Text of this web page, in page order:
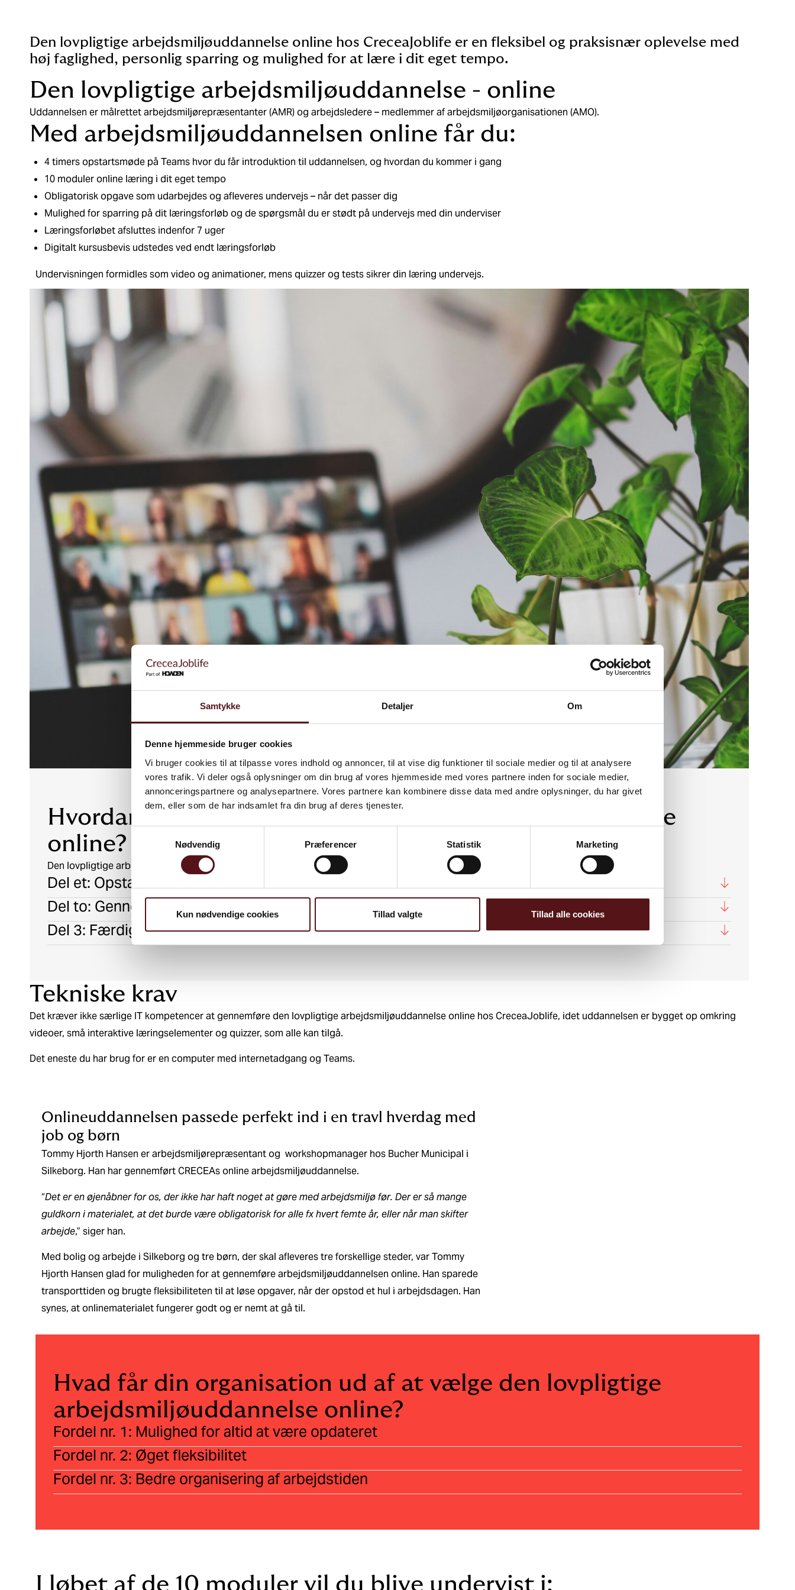
Samtykke Detaljer Om
Denne hjemmeside bruger cookies
Vi bruger cookies til at tilpasse vores indhold og annoncer, til at vise dig funktioner til sociale medier og til at analysere
vores trafik. Vi deler også oplysninger om din brug af vores hjemmeside med vores partnere inden for sociale medier,
annonceringspartnere og analysepartnere. Vores partnere kan kombinere disse data med andre oplysninger, du har givet
dem, eller som de har indsamlet fra din brug af deres tjenester.
Nødvendig
Præferencer Statistik Marketing
Kun nødvendige cookies Tillad valgte Tillad alle cookies
Den lovpligtige arbejdsmiljøuddannelse online hos CreceaJoblife er en fleksibel og praksisnær oplevelse med
høj faglighed, personlig sparring og mulighed for at lære i dit eget tempo.
Den lovpligtige arbejdsmiljøuddannelse - online
Uddannelsen er målrettet arbejdsmiljørepræsentanter (AMR) og arbejdsledere – medlemmer af arbejdsmiljøorganisationen (AMO).
Med arbejdsmiljøuddannelsen online får du:
4 timers opstartsmøde på Teams hvor du får introduktion til uddannelsen, og hvordan du kommer i gang
10 moduler online læring i dit eget tempo
Obligatorisk opgave som udarbejdes og afleveres undervejs – når det passer dig
Mulighed for sparring på dit læringsforløb og de spørgsmål du er stødt på undervejs med din underviser
Læringsforløbet afsluttes indenfor 7 uger
Digitalt kursusbevis udstedes ved endt læringsforløb
Undervisningen formidles som video og animationer, mens quizzer og tests sikrer din læring undervejs.
Hvordan forløber den lovpligtige arbejdsmiljøuddannelse
online?
Den lovpligtige arbejdsmiljøuddannelse online forløber over tre dele:
Del et: Opstartsmøde på Teams
Del to: Gennemførelse af arbejdsmiljøuddannelsen online
Del 3: Færdiggørelse af uddannelsen og diplom
Tekniske krav
Det kræver ikke særlige IT kompetencer at gennemføre den lovpligtige arbejdsmiljøuddannelse online hos CreceaJoblife, idet uddannelsen er bygget op omkring
videoer, små interaktive læringselementer og quizzer, som alle kan tilgå.
Det eneste du har brug for er en computer med internetadgang og Teams.
Onlineuddannelsen passede perfekt ind i en travl hverdag med
job og børn
Tommy Hjorth Hansen er arbejdsmiljørepræsentant og workshopmanager hos Bucher Municipal i
Silkeborg. Han har gennemført CRECEAs online arbejdsmiljøuddannelse.
“Det er en øjenåbner for os, der ikke har haft noget at gøre med arbejdsmiljø før. Der er så mange
guldkorn i materialet, at det burde være obligatorisk for alle fx hvert femte år, eller når man skifter
arbejde,” siger han.
Med bolig og arbejde i Silkeborg og tre børn, der skal afleveres tre forskellige steder, var Tommy
Hjorth Hansen glad for muligheden for at gennemføre arbejdsmiljøuddannelsen online. Han sparede
transporttiden og brugte fleksibiliteten til at løse opgaver, når der opstod et hul i arbejdsdagen. Han
synes, at onlinematerialet fungerer godt og er nemt at gå til.
Hvad får din organisation ud af at vælge den lovpligtige
arbejdsmiljøuddannelse online?
Fordel nr. 1: Mulighed for altid at være opdateret
Fordel nr. 2: Øget fleksibilitet
Fordel nr. 3: Bedre organisering af arbejdstiden
I løbet af de 10 moduler vil du blive undervist i: